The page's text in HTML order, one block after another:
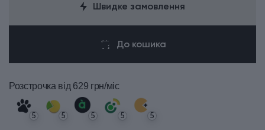
Швидке замовлення
До кошика
Розстрочка від 629 грн/міс
5 5 5 5 5